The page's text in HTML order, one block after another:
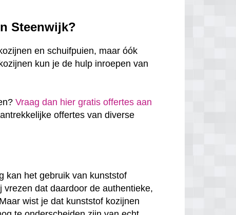
Steenwijk?
en schuifpuien, maar óók
kun je de hulp inroepen van
Vraag dan hier gratis offertes aan
offertes van diverse
kan het gebruik van kunststof
dat daardoor de authentieke,
wist je dat kunststof kozijnen